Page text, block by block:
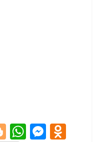
Bl W M